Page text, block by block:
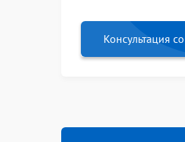
Консультация